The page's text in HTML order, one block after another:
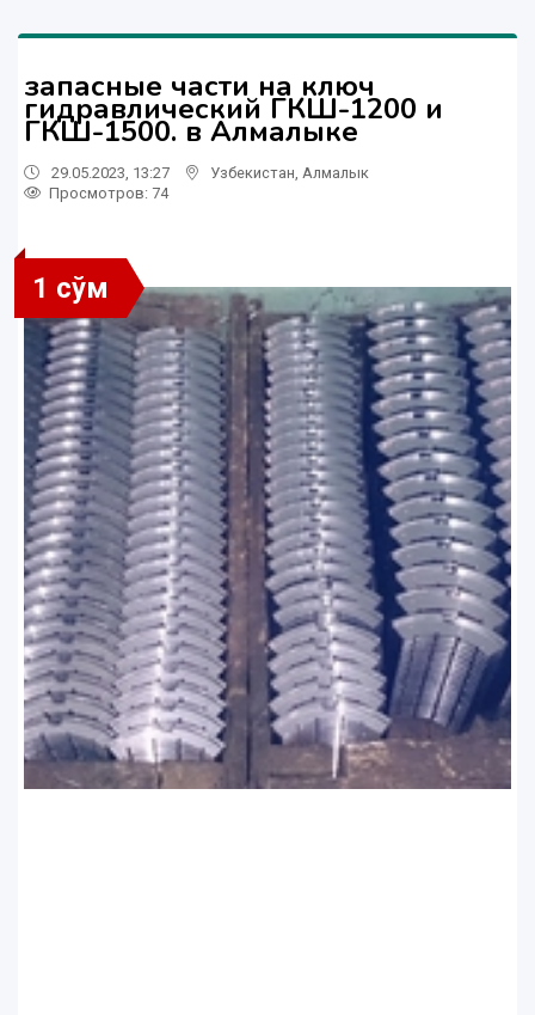
запасные части на ключ
гидравлический ГКШ-1200 и
ГКШ-1500. в Алмалыке
29.05.2023, 13:27 Узбекистан Алмалык
Просмотров: 74
1 сўм